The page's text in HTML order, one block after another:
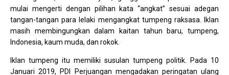
mulai mengerti dengan pilihan kata “angkat” sesuai adegan
tangan-tangan para lelaki mengangkat tumpeng raksasa. Iklan
masih membingungkan dalam kaitan tahun baru, tumpeng,
Indonesia, kaum muda, dan rokok.
Iklan tumpeng itu memiliki susulan tumpeng politik. Pada 10
Januari 2019, PDI Perjuangan mengadakan peringatan ulang